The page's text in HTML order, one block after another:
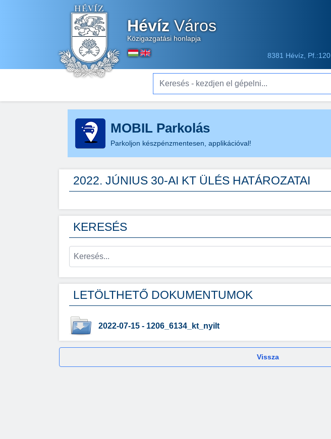
HévízVáros
Közigazgatási honlapja
8381 Hévíz, Pf.:120
Keresés - kezdjen el gépelni...
MOBIL Parkolás
Parkoljon készpénzmentesen, applikációval!
2022. JÚNIUS 30-AI KT ÜLÉS HATÁROZATAI
KERESÉS
LETÖLTHETŐ DOKUMENTUMOK
2022-07-15 - 1206_6134_kt_nyilt
Vissza